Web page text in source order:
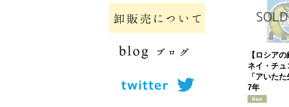
【ロシア
ネイ・チュ
「アいた
7年